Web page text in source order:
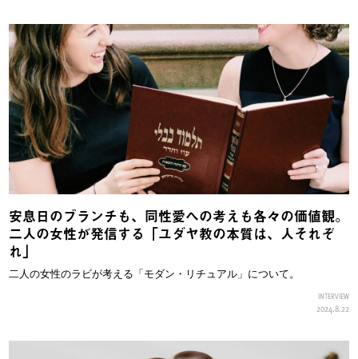
安息日のブランチも、同性愛への考えも各々の価値観。
二人の女性が発信する「ユダヤ教の本質は、人それぞ
れ」
二人の女性のラビが考える「モダン・リチュアル」について。
INTERVIEW
2024.8.22